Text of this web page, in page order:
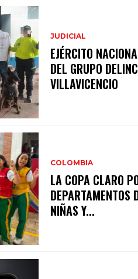
JUDICIAL
EJÉRCITO
DEL GRUPO
VILLAVICENCIO
COLOMBIA
LA COPA CLARO
NIÑAS Y...